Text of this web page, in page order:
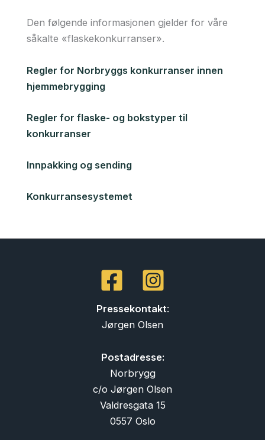
Den følgende informasjonen gjelder for våre
såkalte «flaskekonkurranser».
Regler for Norbryggs konkurranser innen
hjemmebrygging
Regler for flaske- og bokstyper til
konkurranser
Innpakking og sending
Konkurransesystemet
Pressekontakt:
Jørgen Olsen
Postadresse:
Norbrygg
c/o Jørgen Olsen
Valdresgata 15
0557 Oslo